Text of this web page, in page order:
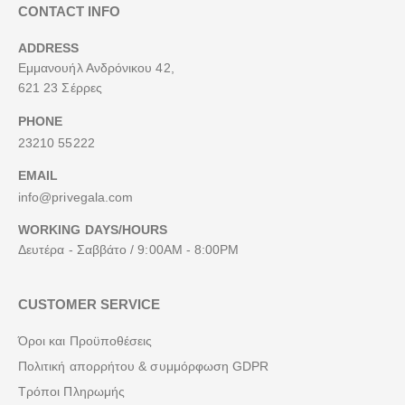
CONTACT INFO
ADDRESS
Εμμανουήλ Ανδρόνικου 42,
621 23 Σέρρες
PHONE
23210 55222
EMAIL
info@privegala.com
WORKING DAYS/HOURS
Δευτέρα - Σαββάτο / 9:00AM - 8:00PM
CUSTOMER SERVICE
Όροι και Προϋποθέσεις
Πολιτική απορρήτου & συμμόρφωση GDPR
Τρόποι Πληρωμής